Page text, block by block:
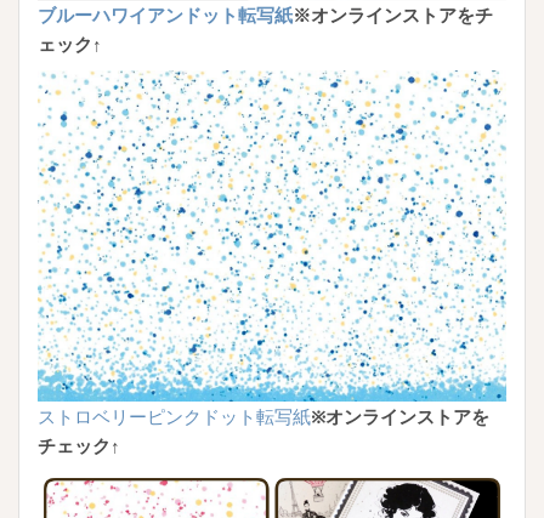
ブルーハワイアンドット転写紙※オンラインストアをチ
ェック↑
ストロベリーピンクドット転写紙※オンラインストアを
チェック↑